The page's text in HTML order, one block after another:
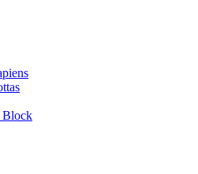
Block